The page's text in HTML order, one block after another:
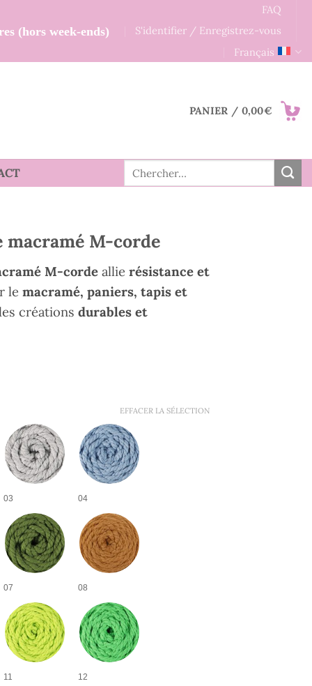
(hors week-ends)
FAQ
S'identifier / Enregistrez-vous
Français
PANIER / 0,00€
Recherche
pour :
macramé M-corde
M-corde allie résistance et
le macramé, paniers, tapis et
créations durables et
03 04
07 08
11 12
EFFACER LA SÉLECTION